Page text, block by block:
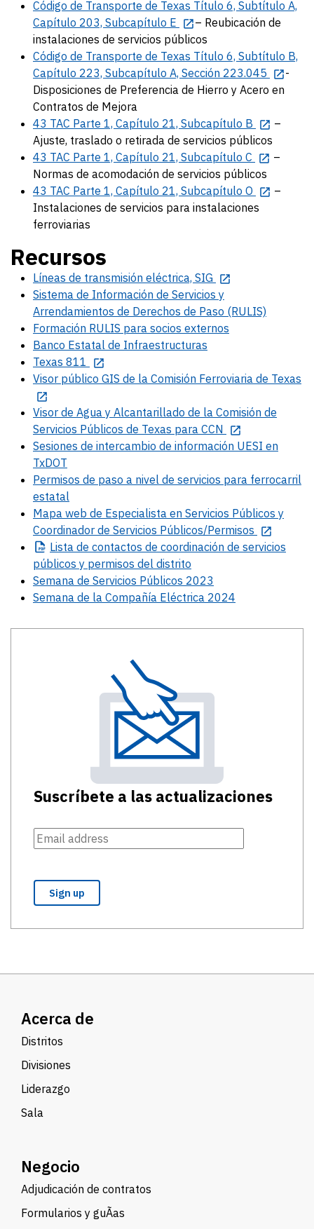
Código de Transporte de Texas Título 6, Subtítulo A,
Capítulo 203, Subcapítulo E
– Reubicación de
instalaciones de servicios públicos
Código de Transporte de Texas Título 6, Subtítulo B,
Capítulo 223, Subcapítulo A, Sección 223.045
-
Disposiciones de Preferencia de Hierro y Acero en
Contratos de Mejora
43 TAC Parte 1, Capítulo 21, Subcapítulo B
–
Ajuste, traslado o retirada de servicios públicos
43 TAC Parte 1, Capítulo 21, Subcapítulo C
–
Normas de acomodación de servicios públicos
43 TAC Parte 1, Capítulo 21, Subcapítulo O
–
Instalaciones de servicios para instalaciones
ferroviarias
Recursos
Líneas de transmisión eléctrica, SIG
Sistema de Información de Servicios y
Arrendamientos de Derechos de Paso (RULIS)
Formación RULIS para socios externos
Banco Estatal de Infraestructuras
Texas 811
Visor público GIS de la Comisión Ferroviaria de Texas
Visor de Agua y Alcantarillado de la Comisión de
Servicios Públicos de Texas para CCN
Sesiones de intercambio de información UESI en
TxDOT
Permisos de paso a nivel de servicios para ferrocarril
estatal
Mapa web de Especialista en Servicios Públicos y
Coordinador de Servicios Públicos/Permisos
Lista de contactos de coordinación de servicios
públicos y permisos del distrito
Semana de Servicios Públicos 2023
Semana de la Compañía Eléctrica 2024
Suscríbete a las actualizaciones
Acerca de
Distritos
Divisiones
Liderazgo
Sala
Negocio
Adjudicación de contratos
Formularios y guÃ­as